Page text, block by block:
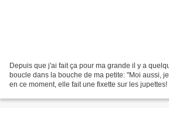
Depuis que j'ai fait ça pour ma grande il y a
boucle dans la bouche de ma petite: "Moi aussi,
en ce moment, elle fait une fixette sur les jupettes!